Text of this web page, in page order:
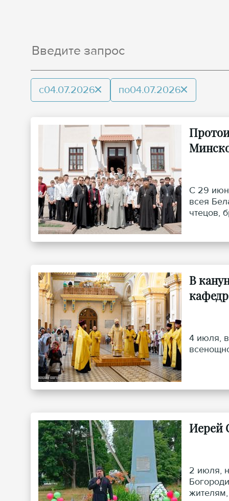
с04.07.2026 по04.07.2026
С 29
всея
чтецов,
В
4 июля,
Иерей
2 июля,